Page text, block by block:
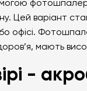
Цей варіант
офісі.
мають
-